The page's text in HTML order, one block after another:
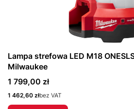
Lampa strefowa LED M18
Milwaukee
Cena
1 799,00 zł
Cena
1 462,60 złbez VAT